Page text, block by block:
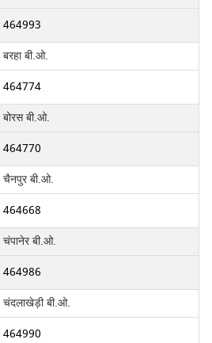
464993
बरहा बी.ओ.
464774
बोरस बी.ओ.
464770
चैनपुर बी.ओ.
464668
चंपानेर बी.ओ.
464986
चंदलाखेड़ी बी.ओ.
464990